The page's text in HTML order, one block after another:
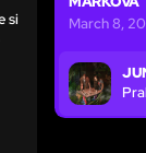
si
March 8,